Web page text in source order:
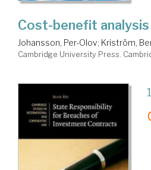
Cost-benefit analysis
Johansson, Per-Olov; Kriström,
Cambridge University Press.